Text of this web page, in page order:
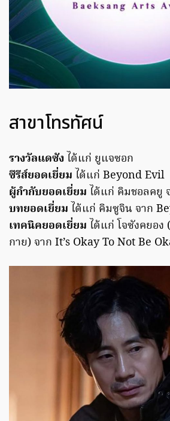
สาขาโทรทัศน์
รางวัลแดซัง ได้แก่ ยูแจซอก
ซีรีส์ยอดเยี่ยม ได้แก่ Beyond Evil
ผู้กำกับยอดเยี่ยม ได้แก่ คิมชอลคยู
บทยอดเยี่ยม ได้แก่ คิมซูจิน จาก
เทคนิคยอดเยี่ยม ได้แก่ โจซังคยอ
กาย) จาก It’s Okay To Not Be